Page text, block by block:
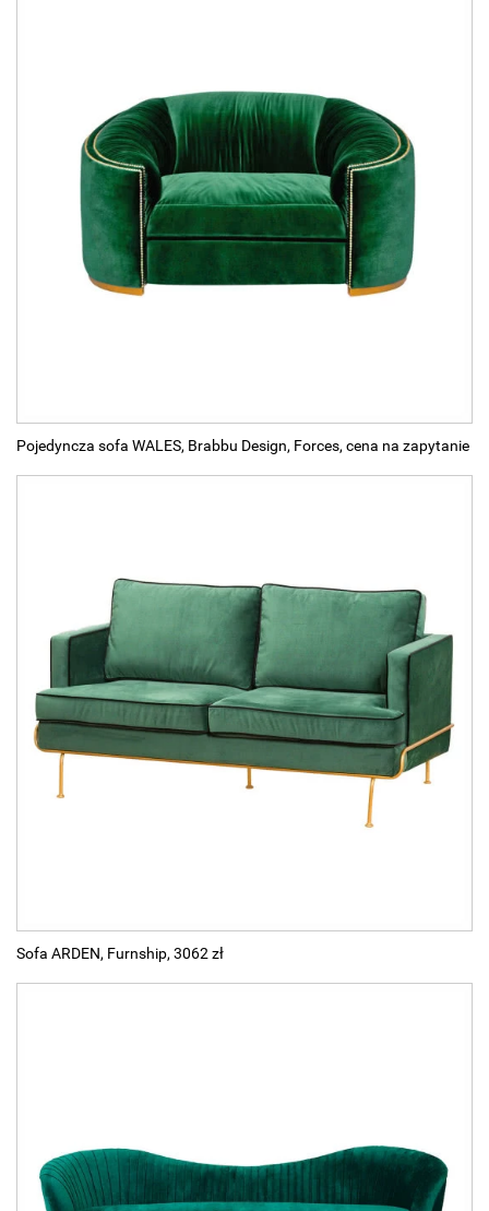
Pojedyncza sofa WALES, Brabbu Design, Forces, cena na zapytanie
Sofa ARDEN, Furnship, 3062 zł